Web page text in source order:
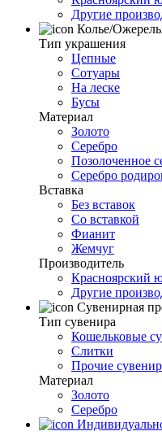
Другие
Колье/
Тип украшения
Цепные
Сотуары
На леске
Бусы
Материал
Золото
Серебро
Позолоченное
Серебро
Вставка
Без вставок
Со вставкой
Фианит
Жемчуг
Производитель
Красноярский
Другие
Сувенирная
Тип сувенира
Кошельковые
Слитки
Прочие
Материал
Золото
Серебро